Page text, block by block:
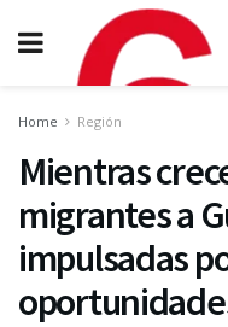
Home Región
Mientras
migrantes a
impulsadas